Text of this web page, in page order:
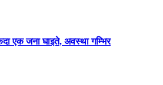
एक जना घाइते, अवस्था गम्भिर